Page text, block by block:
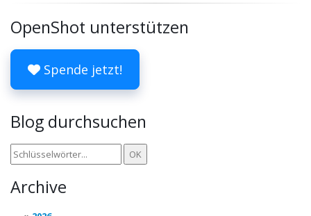
OpenShot unterstützen
Spende jetzt!
Blog durchsuchen
Archive